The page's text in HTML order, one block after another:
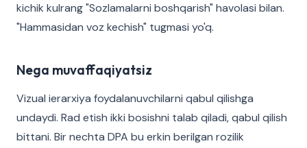
kichik kulrang "Sozlamalarni boshqarish" havolasi bilan.
"Hammasidan voz kechish" tugmasi yo'q.
Nega muvaffaqiyatsiz
Vizual ierarxiya foydalanuvchilarni qabul qilishga
undaydi. Rad etish ikki bosishni talab qiladi, qabul qilish
bittani. Bir nechta DPA bu erkin berilgan rozilik